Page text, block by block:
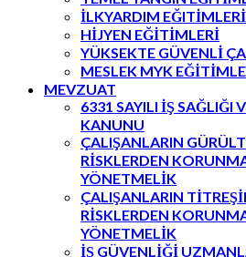
İLKYARDIM EĞITİMLERİ
HİJYEN EĞİTİMLERİ
YÜKSEKTE GÜVENLİ
MESLEK MYK
MEVZUAT
6331 SAYILI İŞ SAĞLIĞI
KANUNU
ÇALIŞANLARIN
RİSKLERDEN
YÖNETMELİK
ÇALIŞANLARIN
RİSKLERDEN
YÖNETMELİK
İŞ GÜVENLİĞİ